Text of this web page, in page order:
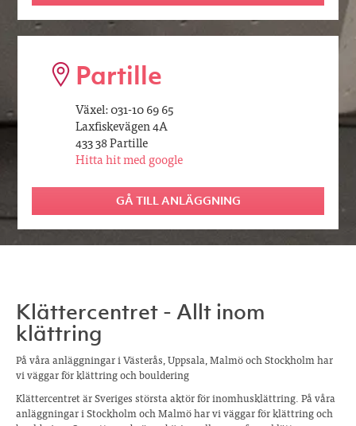
Partille
Växel: 031-10 69 65
Laxfiskevägen 4A
433 38 Partille
Hitta hit med google
GÅ TILL ANLÄGGNING
Klättercentret - Allt inom
klättring
På våra anläggningar i Västerås, Uppsala, Malmö och Stockholm har
vi väggar för klättring och bouldering
Klättercentret är Sveriges största aktör för inomhusklättring. På våra
anläggningar i Stockholm och Malmö har vi väggar för klättring och